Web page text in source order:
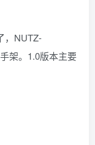
，NUTZ-
架。1.0版本主要